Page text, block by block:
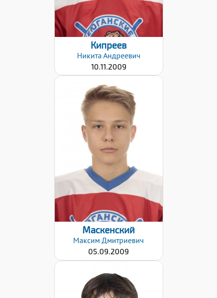
Кипреев
Никита Андреевич
10.11.2009
Хват клюшки:
Левый
Дата заявки:
02.02.2021
Маскенский
Максим Дмитриевич
05.09.2009